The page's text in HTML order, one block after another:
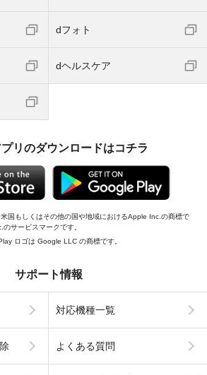
dフォト
dヘルスケア
リのダウンロードはコチラ
国もしくはその他の国や地域におけるApple Inc.の商標で
サービスマークです。
ロゴは Google LLC の商標です。
サポート情報
対応機種一覧
よくある質問